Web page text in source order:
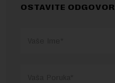
OSTAVITE ODGOVOR